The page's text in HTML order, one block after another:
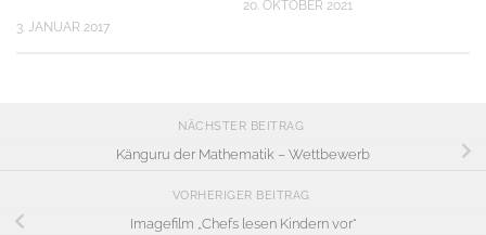
3. JANUAR 2017
20. OKTOBER 2021
NÄCHSTER BEITRAG
Känguru der Mathematik – Wettbewerb
VORHERIGER BEITRAG
Imagefilm „Chefs lesen Kindern vor“